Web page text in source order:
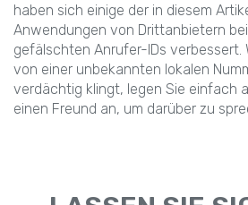
haben sich einige der in diesem
Anwendungen von Drittanbietern
gefälschten Anrufer-IDs verbessert.
von einer unbekannten lokalen
verdächtig klingt, legen Sie einfach
einen Freund an, um darüber zu